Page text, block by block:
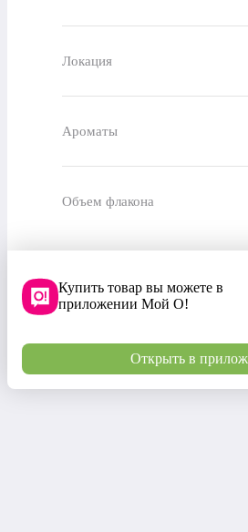
Локация
Ароматы
Объем флакона
Купить товар вы можете в
приложении Мой О!
Открыть в